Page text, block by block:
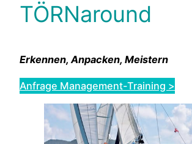
TÖRNaround
Erkennen, Anpacken, Meistern
Anfrage Management-Training >